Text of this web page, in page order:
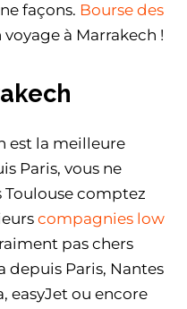
façons. Bourse des
à Marrakech !
est la meilleure
Paris, vous ne
comptez
compagnies low
pas chers
depuis Paris, Nantes
easyJet ou encore